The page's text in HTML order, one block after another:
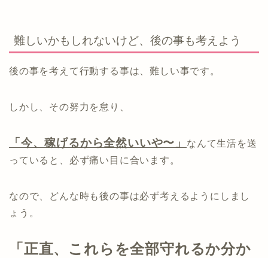
難しいかもしれないけど、後の事も考えよう
後の事を考えて行動する事は、難しい事です。
しかし、その努力を怠り、
「今、稼げるから全然いいや〜」
なんて生活を送
っていると、必ず痛い目に合います。
なので、どんな時も後の事は必ず考えるようにしまし
ょう。
「正直、これらを全部守れるか分か